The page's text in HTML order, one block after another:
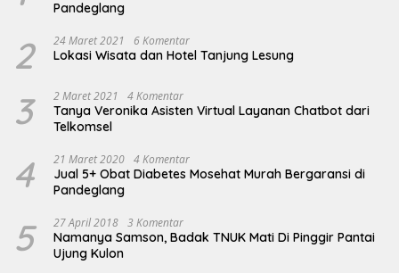
Pandeglang
2 24 Maret 2021 6 Komentar
Lokasi Wisata dan Hotel Tanjung Lesung
3 2 Maret 2021 4 Komentar
Tanya Veronika Asisten Virtual Layanan Chatbot dari
Telkomsel
4 21 Maret 2020 4 Komentar
Jual 5+ Obat Diabetes Mosehat Murah Bergaransi di
Pandeglang
5 27 April 2018 3 Komentar
Namanya Samson, Badak TNUK Mati Di Pinggir Pantai
Ujung Kulon